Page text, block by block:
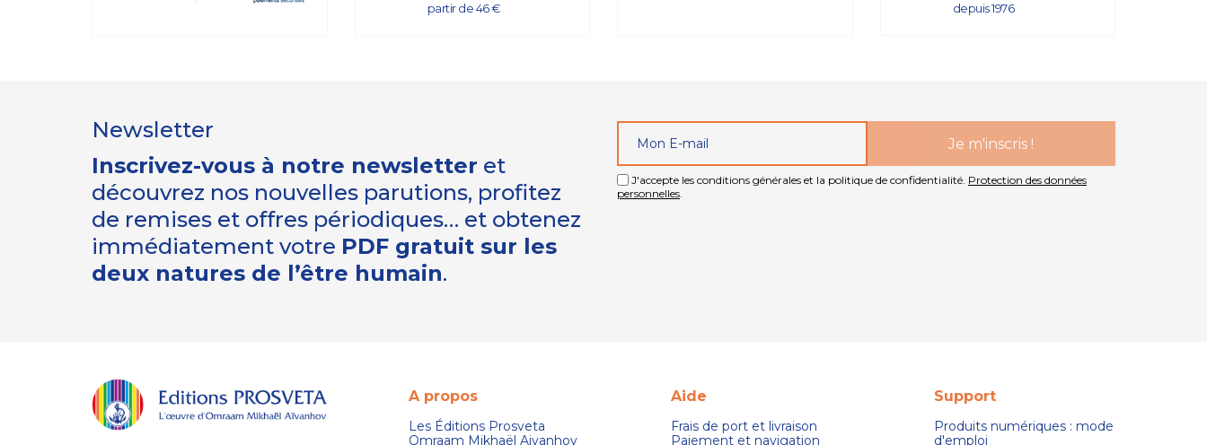
partir de 46 €
depuis 1976
Newsletter
Inscrivez-vous à notre newsletter et
découvrez nos nouvelles parutions, profitez
de remises et offres périodiques… et obtenez
immédiatement votre PDF gratuit sur les
deux natures de l’être humain.
J'accepte les conditions générales et la politique de confidentialité. Protection des données
personnelles.
A propos
Les Éditions Prosveta
Omraam Mikhaël Aivanhov
Aide
Frais de port et livraison
Paiement et navigation
Support
Produits numériques : mode
d'emploi